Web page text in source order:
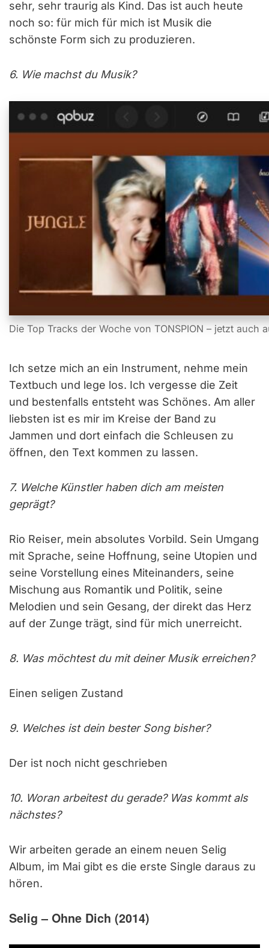
sehr, sehr traurig als Kind. Das ist auch heute
noch so: für mich für mich ist Musik die
schönste Form sich zu produzieren.
6. Wie machst du Musik?
Die Top Tracks der Woche von TONSPION – jetzt auch
Ich setze mich an ein Instrument, nehme mein
Textbuch und lege los. Ich vergesse die Zeit
und bestenfalls entsteht was Schönes. Am aller
liebsten ist es mir im Kreise der Band zu
Jammen und dort einfach die Schleusen zu
öffnen, den Text kommen zu lassen.
7. Welche Künstler haben dich am meisten
geprägt?
Rio Reiser, mein absolutes Vorbild. Sein Umgang
mit Sprache, seine Hoffnung, seine Utopien und
seine Vorstellung eines Miteinanders, seine
Mischung aus Romantik und Politik, seine
Melodien und sein Gesang, der direkt das Herz
auf der Zunge trägt, sind für mich unerreicht.
8. Was möchtest du mit deiner Musik erreichen?
Einen seligen Zustand
9. Welches ist dein bester Song bisher?
Der ist noch nicht geschrieben
10. Woran arbeitest du gerade? Was kommt als
nächstes?
Wir arbeiten gerade an einem neuen Selig
Album, im Mai gibt es die erste Single daraus zu
hören.
Selig – Ohne Dich (2014)